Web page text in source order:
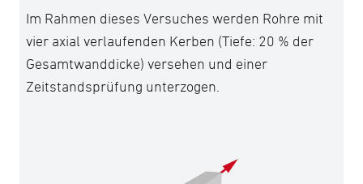
Im Rahmen dieses Versuches werden Rohre mit
vier axial verlaufenden Kerben (Tiefe: 20 % der
Gesamtwanddicke) versehen und einer
Zeitstandsprüfung unterzogen.